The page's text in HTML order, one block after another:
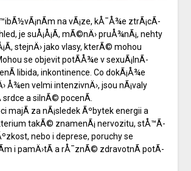
na vÃ¡ze, kÅ¯Å¾e ztrÃ¡cÃ­
je suÅ¡Å¡Ã­, mÃ©nÄ› pruÅ¾nÃ¡, nehty
stejnÄ› jako vlasy, kterÃ© mohou
se objevit potÃ­Å¾e v sexuÃ¡lnÃ­
libida, inkontinence. Co dokÃ¡Å¾e
Å¾en velmi intenzivnÄ›, jsou nÃ¡valy
srdce a silnÃ© pocenÃ­.
majÃ­ za nÃ¡sledek Ãºbytek energii a
takÃ© znamenÃ¡ nervozitu, stÅ™Ã­
nebo i deprese, poruchy se
i pamÄ›tÃ­ a rÅ¯znÃ© zdravotnÃ­ potÃ­